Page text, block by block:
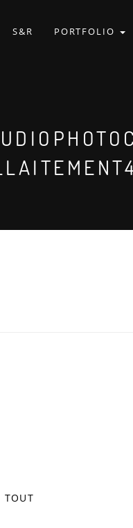
S&R PORTFOLIO
TOUT